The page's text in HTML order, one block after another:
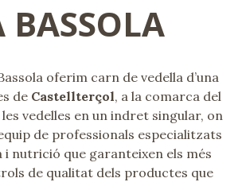
BASSOLA
oferim carn de vedella d’una
de Castellterçol, a la comarca del
vedelles en un indret singular, on
de professionals especialitzats
i nutrició que garanteixen els més
de qualitat dels productes que